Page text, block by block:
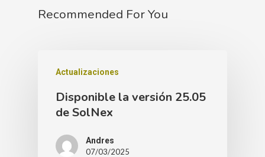
Recommended For You
Actualizaciones
Disponible la versión 25.05
de SolNex
Andres
07/03/2025